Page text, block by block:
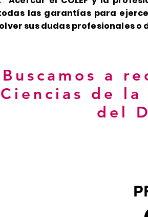
las garantías para
sus dudas profesionales o
Buscamos a
Ciencias de
del